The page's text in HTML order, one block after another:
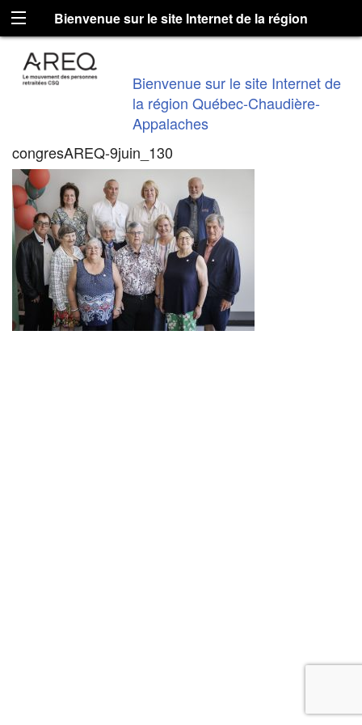
Bienvenue sur le site Internet de la région
Québec-Chaudière-Appalaches
Bienvenue sur le site Internet de
la région Québec-Chaudière-
Appalaches
congresAREQ-9juin_130